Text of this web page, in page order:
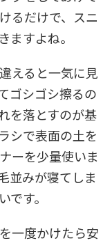
るだけで、スニ
ますよね。
えると一気に見
ゴシゴシ擦るの
を落とすのが基
シで表面の土を
ーを少量使いま
並みが寝てしま
す。
一度かけたら安